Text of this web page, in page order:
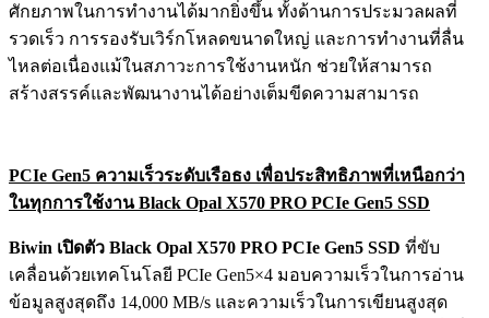
ศักยภาพในการทำงานได้มากยิ่งขึ้น ทั้งด้านการประมวลผลที่
รวดเร็ว การรองรับเวิร์กโหลดขนาดใหญ่ และการทำงานที่ลื่น
ไหลต่อเนื่องแม้ในสภาวะการใช้งานหนัก ช่วยให้สามารถ
สร้างสรรค์และพัฒนางานได้อย่างเต็มขีดความสามารถ
PCIe Gen5 ความเร็วระดับเรือธง เพื่อประสิทธิภาพที่เหนือกว่า
ในทุกการใช้งาน Black Opal X570 PRO PCIe Gen5 SSD
Biwin เปิดตัว Black Opal X570 PRO PCIe Gen5 SSD ที่ขับ
เคลื่อนด้วยเทคโนโลยี PCIe Gen5×4 มอบความเร็วในการอ่าน
ข้อมูลสูงสุดถึง 14,000 MB/s และความเร็วในการเขียนสูงสุด